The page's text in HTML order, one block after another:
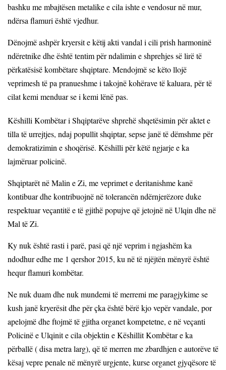
bashku me mbajtësen metalike e cila ishte e vendosur në mur,
ndërsa flamuri është vjedhur.
Dënojmë ashpër kryersit e këtij akti vandal i cili prish harmoninë
ndëretnike dhe është tentim për ndalimin e shprehjes së lirë të
përkatësisë kombëtare shqiptare. Mendojmë se këto llojë
veprimesh të pa pranueshme i takojnë kohërave të kaluara, për të
cilat kemi menduar se i kemi lënë pas.
Këshilli Kombëtar i Shqiptarëve shprehë shqetësimin për aktet e
tilla të urrejtjes, ndaj popullit shqiptar, sepse janë të dëmshme për
demokratizimin e shoqërisë. Këshilli për këtë ngjarje e ka
lajmëruar policinë.
Shqiptarët në Malin e Zi, me veprimet e deritanishme kanë
kontibuar dhe kontribuojnë në tolerancën ndërnjerëzore duke
respektuar veçantitë e të gjithë popujve që jetojnë në Ulqin dhe në
Mal të Zi.
Ky nuk është rasti i parë, pasi që një veprim i ngjashëmka
ndodhur edhe me 1 qershor 2015, ku në të njëjtën mënyrë është
hequr flamuri kombëtar.
Ne nuk duam dhe nuk mundemi të merremi me paragjykime se
kush janë kryerësit dhe për çka është bërë kjo vepër vandale, por
apelojmë dhe ftojmë të gjitha organet kompetetne, e në veçanti
Policinë e Ulqinit e cila objektin e Këshillit Kombëtar e ka
përballë ( disa metra larg), që të merren me zbardhjen e autorëve të
kësaj vepre penale në mënyrë urgjente, kurse organet gjyqësore të